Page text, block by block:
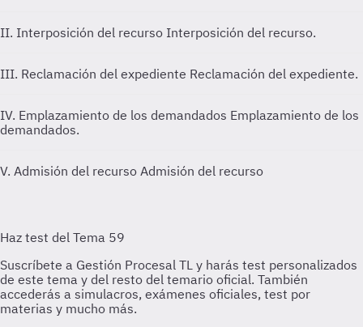
II. Interposición del recurso Interposición del recurso.
III. Reclamación del expediente Reclamación del expediente.
IV. Emplazamiento de los demandados Emplazamiento de los
demandados.
V. Admisión del recurso Admisión del recurso